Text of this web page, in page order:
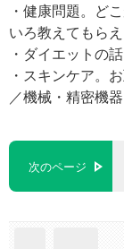
・健康問題。ど
いろ教えてもら
・ダイエットの
・スキンケア。
／機械・精密機器
次のページ